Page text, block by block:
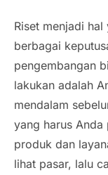
Riset menjadi
berbagai
pengembangan
lakukan adalah
mendalam
yang harus
produk dan
lihat pasar, lalu